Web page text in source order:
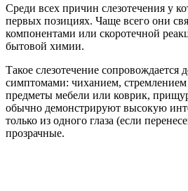
Среди всех причин слезотечения у
первых позициях. Чаще всего они
компонентами или скоротечной
бытовой химии.
Такое слезотечение сопровождается
симптомами: чиханием, стремлением
предметы мебели или коврик,
обычно демонстрируют высокую
только из одного глаза (если
прозрачные.